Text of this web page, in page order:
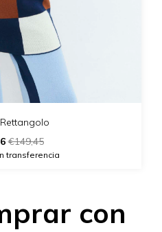
€149,45
transferencia
con